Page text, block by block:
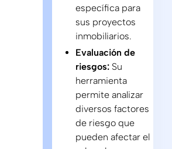
específica para
sus proyectos
inmobiliarios.
Evaluación de
riesgos: Su
herramienta
permite analizar
diversos factores
de riesgo que
pueden afectar el